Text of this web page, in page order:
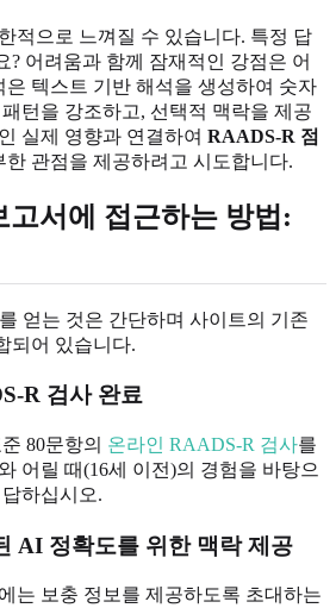
적으로 느껴질 수 있습니다. 특정 답
? 어려움과 함께 잠재적인 강점은 어
은 텍스트 기반 해석을 생성하여 숫자
턴을 강조하고, 선택적 맥락을 제공
실제 영향과 연결하여 RAADS-R 점
한 관점을 제공하려고 시도합니다.
고서에 접근하는 방법:
얻는 것은 간단하며 사이트의 기존
되어 있습니다.
R 검사 완료
80문항의 온라인 RAADS-R 검사를
어릴 때(16세 이전)의 경험을 바탕으
하십시오.
AI 정확도를 위한 맥락 제공
는 보충 정보를 제공하도록 초대하는